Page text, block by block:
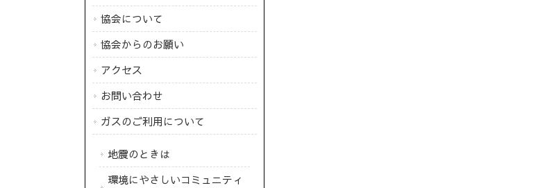
協会について
協会からのお願い
アクセス
お問い合わせ
ガスのご利用について
地震のときは
環境にやさしいコミュニティ